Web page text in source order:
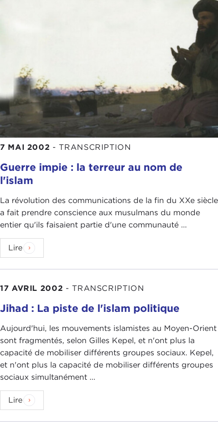
7 MAI 2002 - TRANSCRIPTION
Guerre impie : la terreur au nom de
l'islam
La révolution des communications de la fin du XXe siècle
a fait prendre conscience aux musulmans du monde
entier qu'ils faisaient partie d'une communauté ...
Lire
17 AVRIL 2002 - TRANSCRIPTION
Jihad : La piste de l'islam politique
Aujourd'hui, les mouvements islamistes au Moyen-Orient
sont fragmentés, selon Gilles Kepel, et n'ont plus la
capacité de mobiliser différents groupes sociaux. Kepel,
et n'ont plus la capacité de mobiliser différents groupes
sociaux simultanément ...
Lire